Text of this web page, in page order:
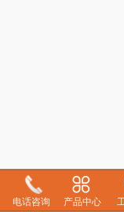
电话咨询 产品中心